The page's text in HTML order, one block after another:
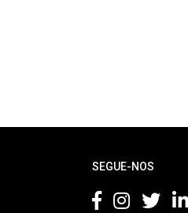
SEGUE-NOS